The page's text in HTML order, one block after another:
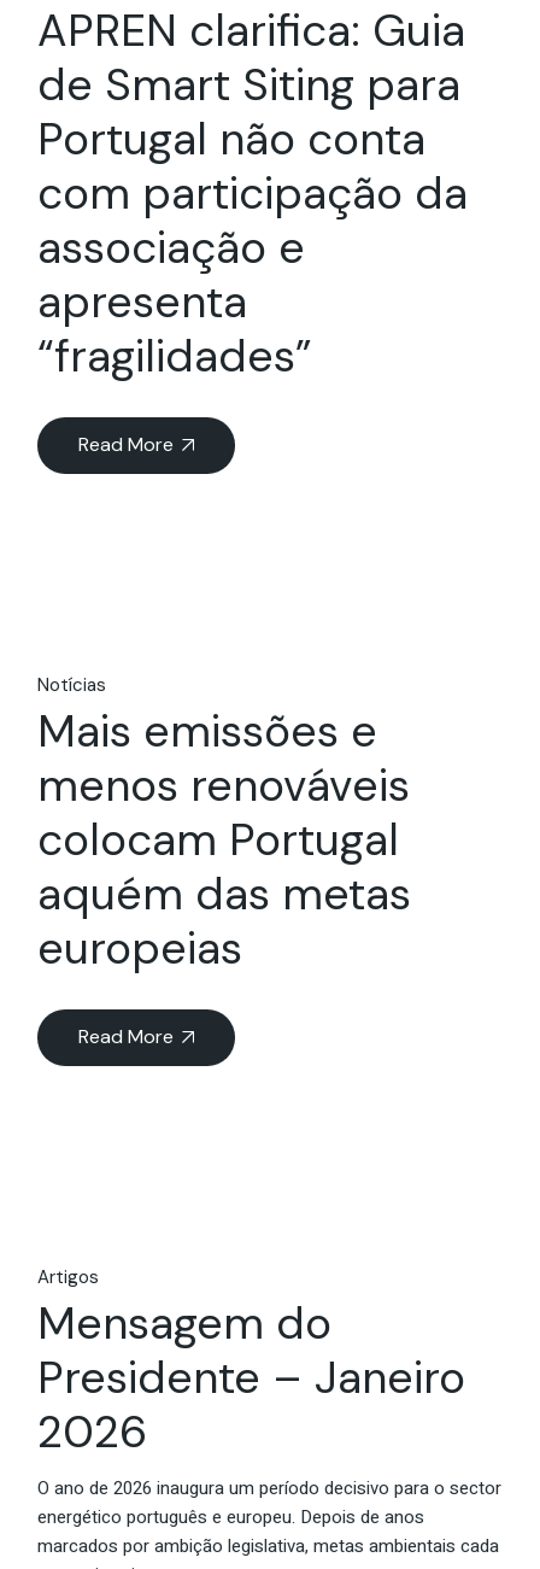
APREN clarifica: Guia
de Smart Siting para
Portugal não conta
com participação da
associação e
apresenta
“fragilidades”
Read More
Notícias
Mais emissões e
menos renováveis
colocam Portugal
aquém das metas
europeias
Read More
Artigos
Mensagem do
Presidente – Janeiro
2026
O ano de 2026 inaugura um período decisivo para o sector
energético português e europeu. Depois de anos
marcados por ambição legislativa, metas ambientais cada